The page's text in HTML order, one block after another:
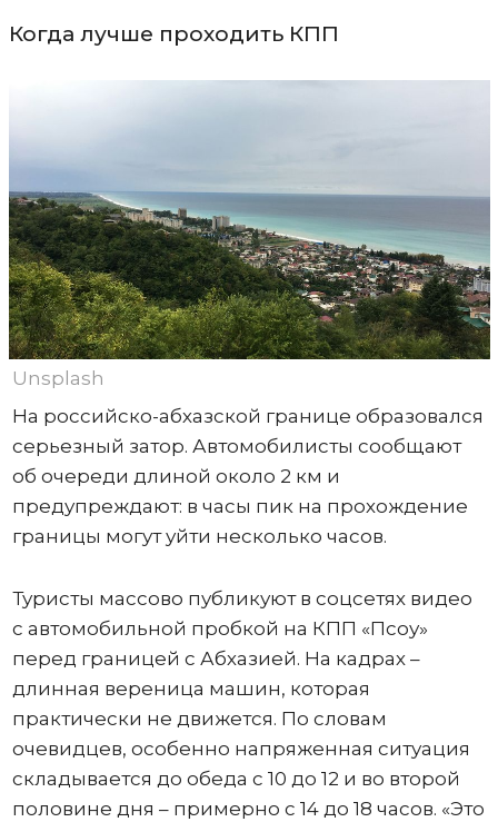
Когда лучше проходить КПП
Unsplash
На российско-абхазской границе образовался
серьезный затор. Автомобилисты сообщают
об очереди длиной около 2 км и
предупреждают: в часы пик на прохождение
границы могут уйти несколько часов.
Туристы массово публикуют в соцсетях видео
с автомобильной пробкой на КПП «Псоу»
перед границей с Абхазией. На кадрах –
длинная вереница машин, которая
практически не движется. По словам
очевидцев, особенно напряженная ситуация
складывается до обеда с 10 до 12 и во второй
половине дня – примерно с 14 до 18 часов. «Это